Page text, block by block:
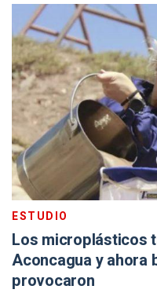
ESTUDIO
Los microplásticos
Aconcagua y ahora
provocaron